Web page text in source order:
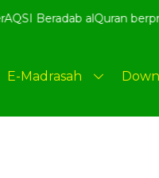
Selamat
E-Madrasah